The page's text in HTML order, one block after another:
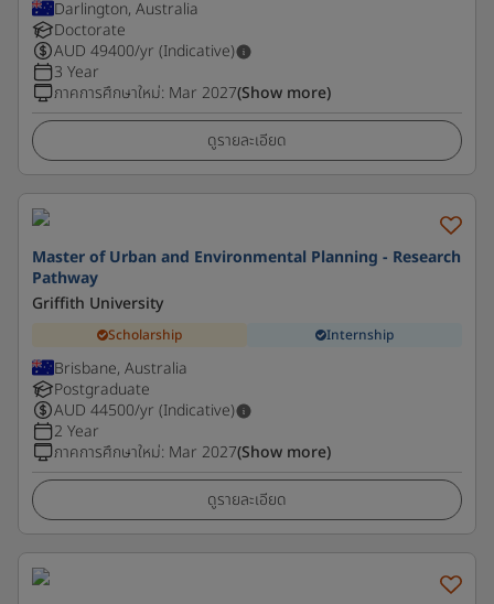
Darlington, Australia
Doctorate
AUD 49400/yr (Indicative)
3 Year
ภาคการศึกษาใหม่: Mar 2027(Show more)
ดูรายละเอียด
Master of Urban and Environmental Planning - Research
Pathway
Griffith University
Scholarship Internship
Brisbane, Australia
Postgraduate
AUD 44500/yr (Indicative)
2 Year
ภาคการศึกษาใหม่: Mar 2027(Show more)
ดูรายละเอียด